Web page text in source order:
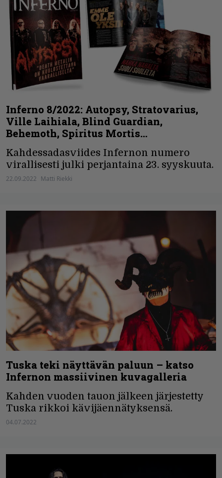
Inferno 8/2022: Autopsy, Stratovarius,
Ville Laihiala, Blind Guardian,
Behemoth, Spiritus Mortis…
Kahdessadasviides Infernon numero
virallisesti julki perjantaina 23. syyskuuta.
22.09.2022 Matti Riekki
Tuska teki näyttävän paluun – katso
Infernon massiivinen kuvagalleria
Kahden vuoden tauon jälkeen järjestetty
Tuska rikkoi kävijäennätyksensä.
04.07.2022